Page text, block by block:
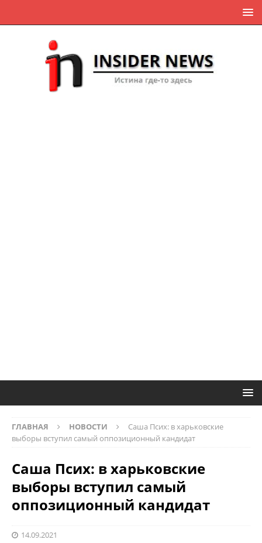
ГЛАВНАЯ НОВОСТИ
Саша Псих: в харьковские
выборы вступил самый оппозиционный кандидат
Саша Псих: в харьковские
выборы вступил самый
оппозиционный кандидат
14.09.2021